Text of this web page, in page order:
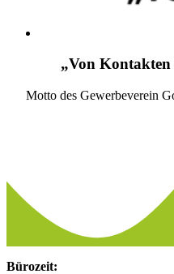
„Von
Motto des Gewerbeverein
Bürozeit: